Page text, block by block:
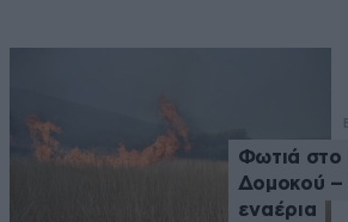
Φωτιά στο
Δομοκού –
εναέρια